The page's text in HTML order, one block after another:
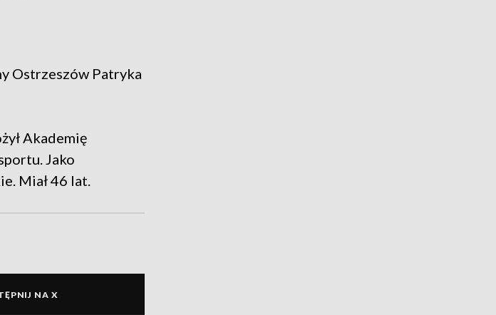
Ostrzeszów Patryka
Akademię
Jako
Miał 46 lat.
NA X